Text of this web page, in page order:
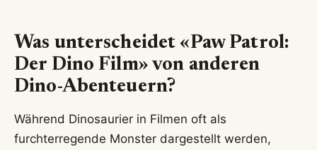
Was unterscheidet «Paw Patrol:
Der Dino Film» von anderen
Dino-Abenteuern?
Während Dinosaurier in Filmen oft als
furchterregende Monster dargestellt werden,